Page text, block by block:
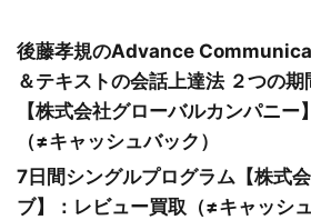
後藤孝規のAdvance
＆テキストの会話上達法 ２つの期
【株式会社グローバルカンパニー
（≠キャッシュバック）
7日間シングルプログラム【株式
ブ】：レビュー買取（≠キャッシュ